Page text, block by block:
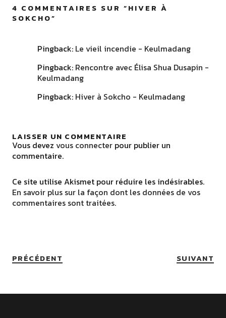
4 COMMENTAIRES SUR “HIVER À
SOKCHO”
Pingback: Le vieil incendie - Keulmadang
Pingback: Rencontre avec Élisa Shua Dusapin -
Keulmadang
Pingback: Hiver à Sokcho - Keulmadang
LAISSER UN COMMENTAIRE
Vous devez vous connecterpour publier un
commentaire.
Ce site utilise Akismet pour réduire les indésirables.
En savoir plus sur la façon dont les données de vos
commentaires sont traitées.
PRÉCÉDENT SUIVANT